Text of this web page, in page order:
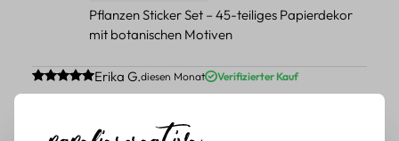
Pflanzen Sticker Set – 45-teiliges Papierdekor
mit botanischen Motiven
Durchschnittliche Bewertung von 5 von 5 Sternen
Erika G.diesen Monat Verifizierter Kauf
Tolle Motive, Briefmarken gehen zu vielen Projekten,